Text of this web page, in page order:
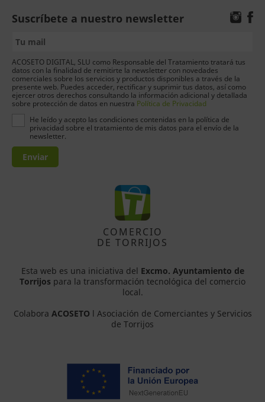
Suscríbete a nuestro newsletter
ACOSETO DIGITAL, SLU como Responsable del Tratamiento tratará tus
datos con la finalidad de remitirte la newsletter con novedades
comerciales sobre los servicios y productos disponibles a través de la
presente web. Puedes acceder, rectificar y suprimir tus datos, así como
ejercer otros derechos consultando la información adicional y detallada
sobre protección de datos en nuestra Política de Privacidad
He leído y acepto las condiciones contenidas en la política de
privacidad sobre el tratamiento de mis datos para el envío de la
newsletter.
Enviar
COMERCIO
DE TORRIJOS
Esta web es una iniciativa del Excmo. Ayuntamiento de
Torrijos para la transformación tecnológica del comercio
local.
Colabora ACOSETO l Asociación de Comerciantes y Servicios
de Torrijos